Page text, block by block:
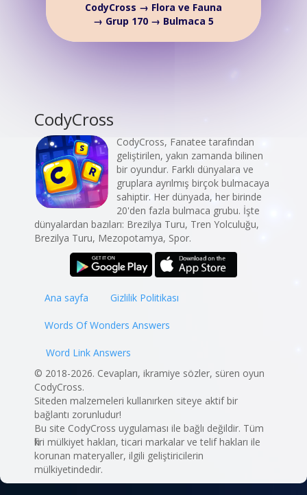
CodyCross → Flora ve Fauna
→ Grup 170 → Bulmaca 5
CodyCross
CodyCross, Fanatee tarafından
geliştirilen, yakın zamanda bilinen
bir oyundur. Farklı dünyalara ve
gruplara ayrılmış birçok bulmacaya
sahiptir. Her dünyada, her birinde
20'den fazla bulmaca grubu. İşte
dünyalardan bazıları: Brezilya Turu, Tren Yolculuğu,
Brezilya Turu, Mezopotamya, Spor.
Ana sayfa Gizlilik Politikası
Words Of Wonders Answers
Word Link Answers
© 2018-2026. Cevapları, ikramiye sözler, süren oyun
CodyCross.
Siteden malzemeleri kullanırken siteye aktif bir
bağlantı zorunludur!
Bu site CodyCross uygulaması ile bağlı değildir. Tüm
fikri mülkiyet hakları, ticari markalar ve telif hakları ile
korunan materyaller, ilgili geliştiricilerin
mülkiyetindedir.